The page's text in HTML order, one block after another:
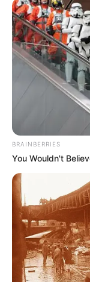
TEMAS
FUERTES
LIGA
CORTES DE
BRAINBERRIES
You Wouldn't